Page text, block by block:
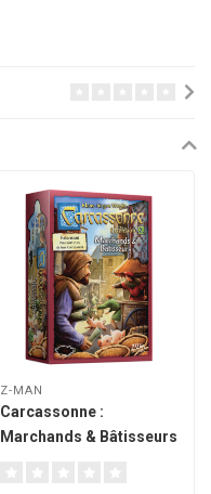
Z-MAN
Carcassonne :
Marchands & Bâtisseurs